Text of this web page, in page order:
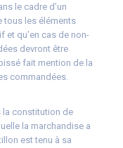
le cadre d’un
tous les éléments
et qu’en cas de non-
devront être
fait mention de la
commandées.
la constitution de
la marchandise a
est tenu à sa